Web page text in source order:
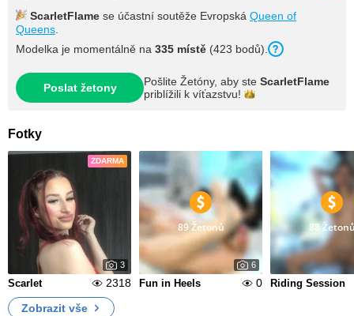
ScarletFlame se účastní soutěže Evropská Queen of
Queens
Modelka je momentálně na 335 místě (423 bodů).
Poslat žetony Pošlite Žetóny, aby ste ScarletFlame
priblížili k víťazstvu!
Fotky
ZDARMA
3
Scarlet 2318
89 Žetonů
6
Fun in Heels 0
88
Riding Session
Zobrazit vše